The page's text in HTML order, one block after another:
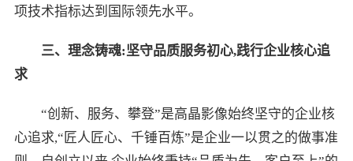
项技术指标达到国际领先水平。
三、理念铸魂:坚守品质服务初心,践行企业核心追
求
“创新、服务、攀登”是高晶影像始终坚守的企业核
心追求,“匠人匠心、千锤百炼”是企业一以贯之的做事准